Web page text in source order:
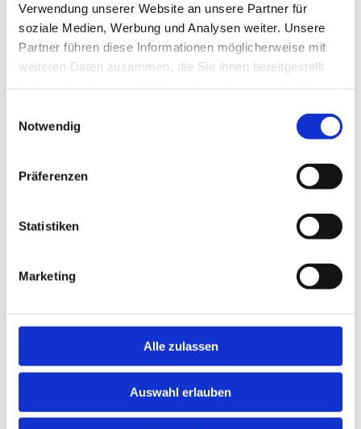
Verwendung unserer Website an unsere Partner für
soziale Medien, Werbung und Analysen weiter. Unsere
Partner führen diese Informationen möglicherweise mit
weiteren Daten zusammen, die Sie ihnen bereitgestellt
Notwendig
Präferenzen
Statistiken
Marketing
Alle zulassen
Auswahl erlauben
Dämmung von Rohrleitungen
Dämmung von Behältern und Tanks
Dämmung von Kellerdecken,
und Dachstühlen
wie Ventile, Flanschverbindungen,